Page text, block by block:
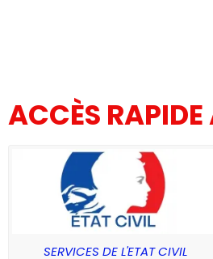
ACCÈS RAPIDE
SERVICES DE L'ETAT CIVIL